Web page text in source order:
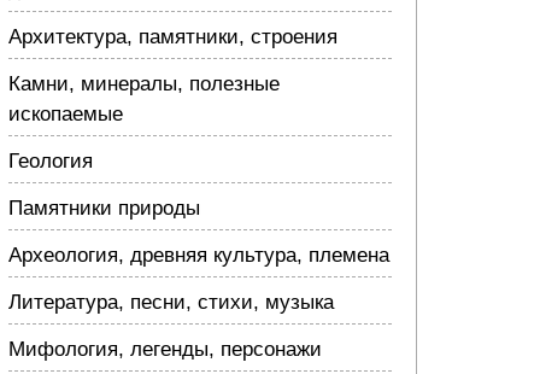
Архитектура, памятники, строения
Камни, минералы, полезные
ископаемые
Геология
Памятники природы
Археология, древняя культура, племена
Литература, песни, стихи, музыка
Мифология, легенды, персонажи